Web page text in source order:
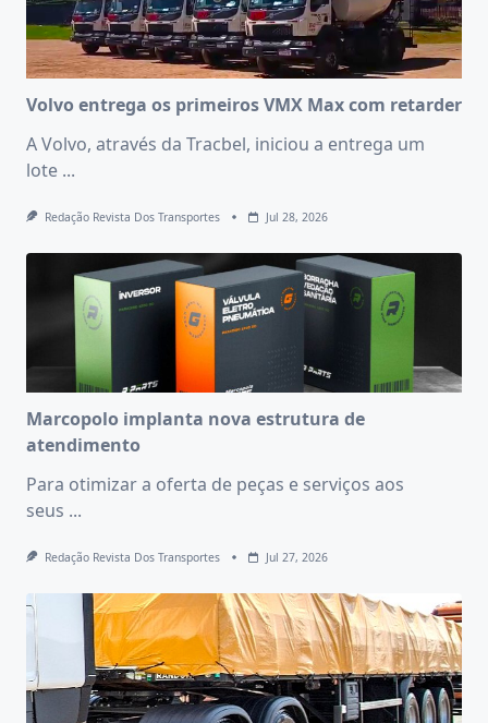
Volvo entrega os primeiros VMX Max com retarder
A Volvo, através da Tracbel, iniciou a entrega um
lote ...
Redação Revista Dos Transportes Jul 28, 2026
Marcopolo implanta nova estrutura de
atendimento
Para otimizar a oferta de peças e serviços aos
seus ...
Redação Revista Dos Transportes Jul 27, 2026